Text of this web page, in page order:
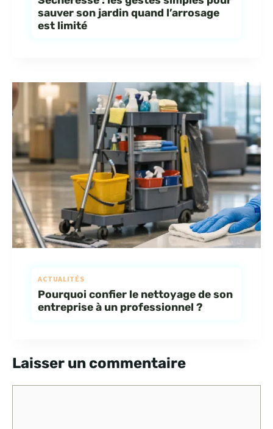
sauver son jardin quand l’arrosage
est limité
ACTUALITÉS
Pourquoi confier le nettoyage de son
entreprise à un professionnel ?
Laisser un commentaire